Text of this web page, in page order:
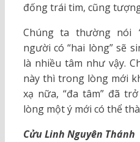
đống trái tim, cũng
Chúng ta thường nói
người có “hai lòng” sẽ
là nhiều tâm như vậy.
này thì trong lòng mới
xạ nữa, “đa tâm” đã
lòng một ý mới có thể
Cửu Linh Nguyên Thánh